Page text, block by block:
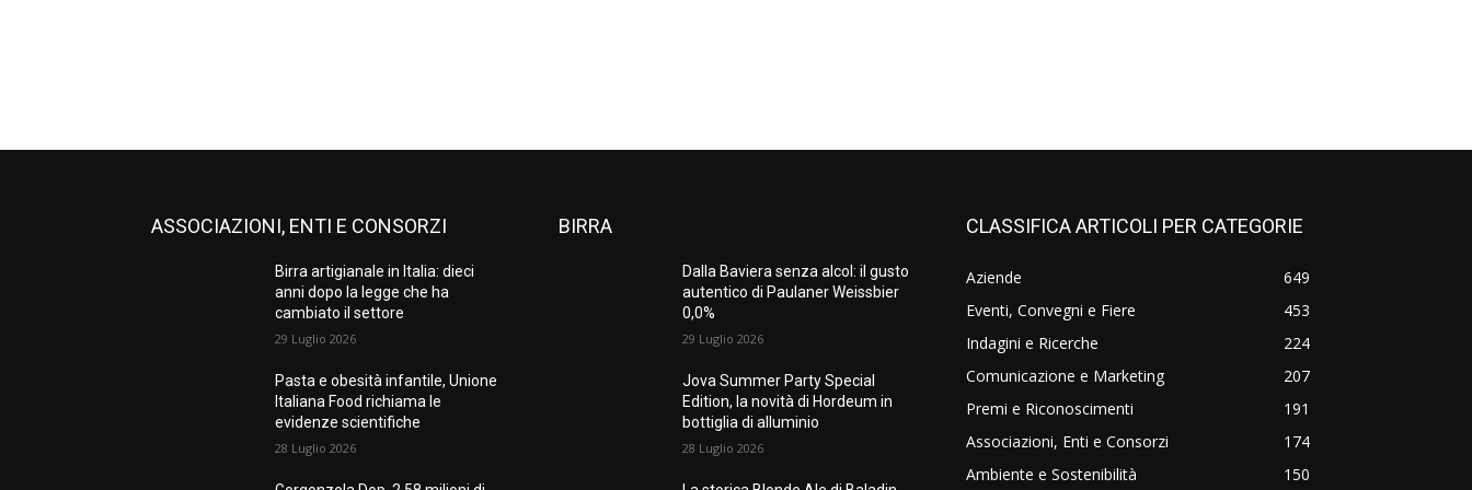
ASSOCIAZIONI, ENTI E CONSORZI
Birra artigianale in Italia: dieci
anni dopo la legge che ha
cambiato il settore
29 Luglio 2026
Pasta e obesità infantile, Unione
Italiana Food richiama le
evidenze scientifiche
28 Luglio 2026
BIRRA
Dalla Baviera senza alcol: il gusto
autentico di Paulaner Weissbier
0,0%
29 Luglio 2026
Jova Summer Party Special
Edition, la novità di Hordeum in
bottiglia di alluminio
28 Luglio 2026
CLASSIFICA ARTICOLI PER CATEGORIE
Aziende
649
Eventi, Convegni e Fiere
453
Indagini e Ricerche
224
Comunicazione e Marketing
207
Premi e Riconoscimenti
191
Associazioni, Enti e Consorzi
174
Ambiente e Sostenibilità
150